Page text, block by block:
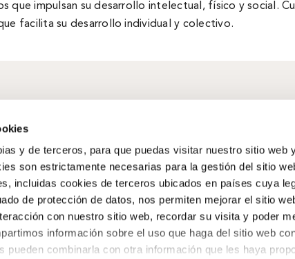
y de terceros, para que puedas visitar nuestro sitio web
son estrictamente necesarias para la gestión del sitio
incluidas cookies de terceros ubicados en países cuya
de protección de datos, nos permiten mejorar el sitio
con nuestro sitio web, recordar su visita y poder
información sobre el uso que haga del sitio web
pueden combinarla con otra información que les haya
que impulsan su desarrollo intelectual, fí­sico y social.
facilita su desarrollo individual y colectivo.
Cultura, Personas,Medio ambiente,
Emprendimiento
Agenda ,Noticias,Historias BBK